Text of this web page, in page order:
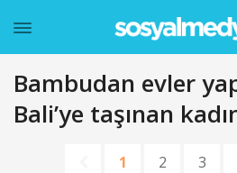
Bambudan evler
Bali’ye taşınan
1 2 3